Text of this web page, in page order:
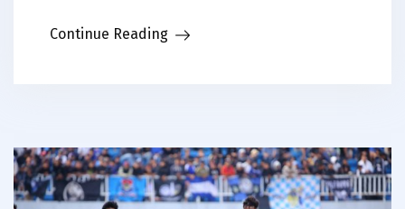
Continue Reading